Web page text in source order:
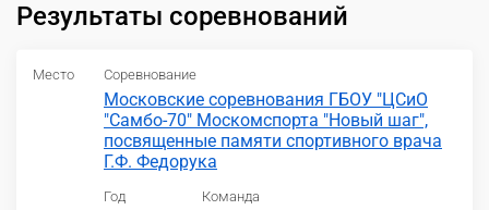
Результаты соревнований
Место Соревнование
Московские соревнования ГБОУ "ЦСиО
"Самбо-70" Москомспорта "Новый шаг",
посвященные памяти спортивного врача
Г.Ф. Федорука
Год Команда